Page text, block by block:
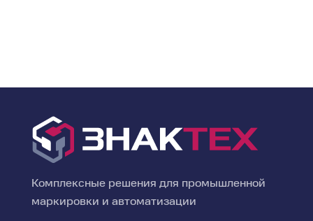
Комплексные решения для промышленной
маркировки и автоматизации